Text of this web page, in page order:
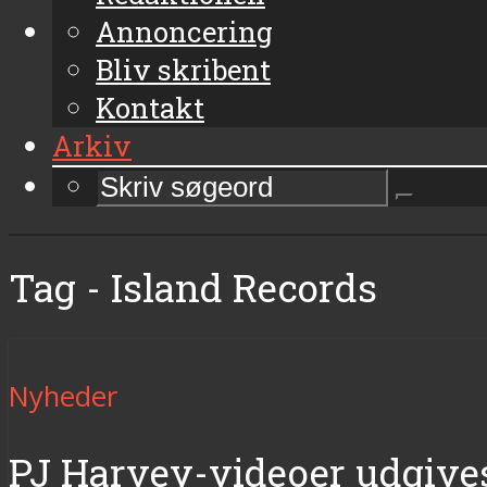
Annoncering
Bliv skribent
Kontakt
Arkiv
Tag - Island Records
Nyheder
PJ Harvey-videoer